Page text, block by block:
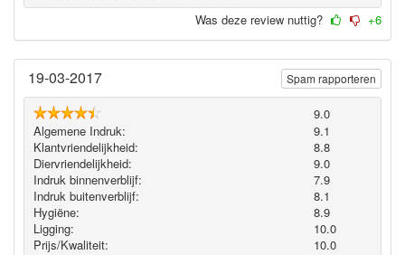
Was deze review nuttig? +6
19-03-2017
9.0
Algemene Indruk:
9.1
Klantvriendelijkheid:
8.8
Diervriendelijkheid:
9.0
Indruk binnenverblijf:
7.9
Indruk buitenverblijf:
8.1
Hygiëne‎:
8.9
Ligging:
10.0
Prijs/Kwaliteit:
10.0
Spam rapporteren